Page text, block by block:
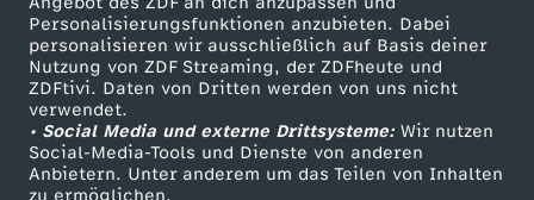
Personalisierungsfunktionen anzubieten. Dabei
personalisieren wir ausschließlich auf Basis deiner
Nutzung von ZDF Streaming, der ZDFheute und
ZDFtivi. Daten von Dritten werden von uns nicht
verwendet.
• Social Media und externe Drittsysteme:Wir nutzen
Social-Media-Tools und Dienste von anderen
Anbietern. Unter anderem um das Teilen von Inhalten
zu ermöglichen.
n
e
r
TV-Programm
ZDF Unternehmen
Karriere